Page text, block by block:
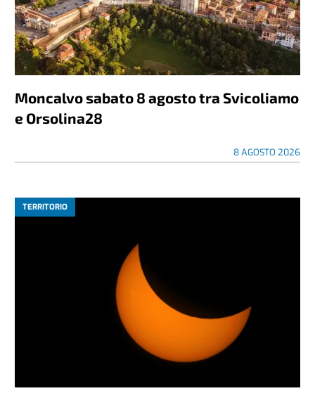
Moncalvo sabato 8 agosto tra Svicoliamo
e Orsolina28
8 AGOSTO 2026
TERRITORIO